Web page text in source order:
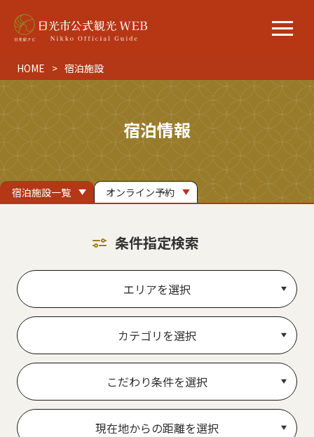
HOME 宿泊施設
宿泊情報
宿泊施設一覧 オンライン予約
条件指定検索
エリアを選択
カテゴリを選択
こだわり条件を選択
現在地からの距離を選択